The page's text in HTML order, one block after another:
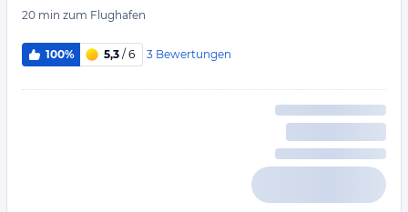
20 min zum Flughafen
100% 5,3 / 6 3 Bewertungen